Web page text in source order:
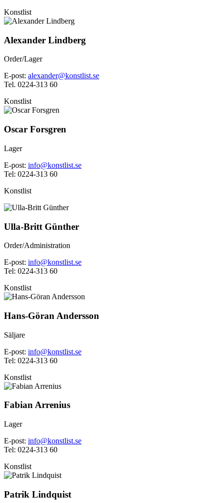
Konstlist
Alexander Lindberg
Order/Lager
E-post: alexander@konstlist.se
Tel. 0224-313 60
Konstlist
Oscar Forsgren
Lager
E-post: info@konstlist.se
Tel: 0224-313 60
Konstlist
Ulla-Britt Günther
Order/Administration
E-post: info@konstlist.se
Tel: 0224-313 60
Konstlist
Hans-Göran Andersson
Säljare
E-post: info@konstlist.se
Tel: 0224-313 60
Konstlist
Fabian Arrenius
Lager
E-post: info@konstlist.se
Tel: 0224-313 60
Konstlist
Patrik Lindquist